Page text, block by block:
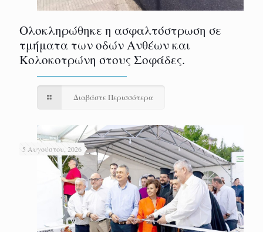
Ολοκληρώθηκε η ασφαλτόστρωση σε
τμήματα των οδών Ανθέων και
Κολοκοτρώνη στους Σοφάδες.
Διαβάστε Περισσότερα
5 Αυγούστου, 2026